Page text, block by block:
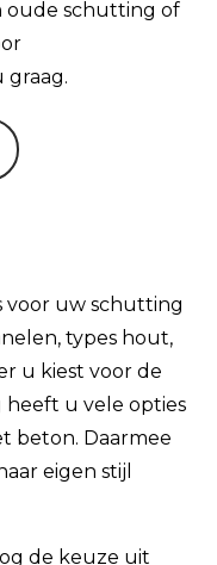
oude schutting of
voor uw schutting
types hout,
u kiest voor de
u vele opties
beton. Daarmee
eigen stijl
de keuze uit